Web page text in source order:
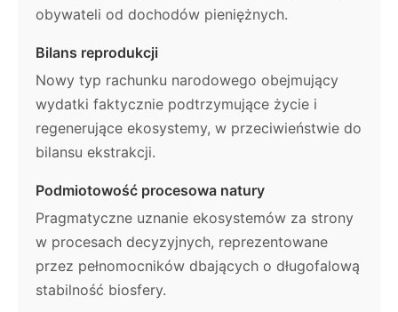
obywateli od dochodów pieniężnych.
Bilans reprodukcji
Nowy typ rachunku narodowego obejmujący
wydatki faktycznie podtrzymujące życie i
regenerujące ekosystemy, w przeciwieństwie do
bilansu ekstrakcji.
Podmiotowość procesowa natury
Pragmatyczne uznanie ekosystemów za strony
w procesach decyzyjnych, reprezentowane
przez pełnomocników dbających o długofalową
stabilność biosfery.